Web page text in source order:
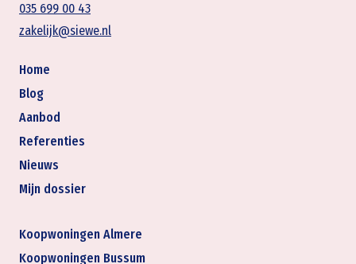
035 699 00 43
zakelijk@siewe.nl
Home
Blog
Aanbod
Referenties
Nieuws
Mijn dossier
Koopwoningen Almere
Koopwoningen Bussum